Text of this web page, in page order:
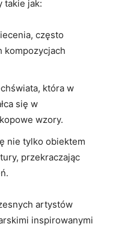
takie jak:
często
kompozycjach
która w
się w
wzory.
nie tylko obiektem
przekraczając
artystów
inspirowanymi